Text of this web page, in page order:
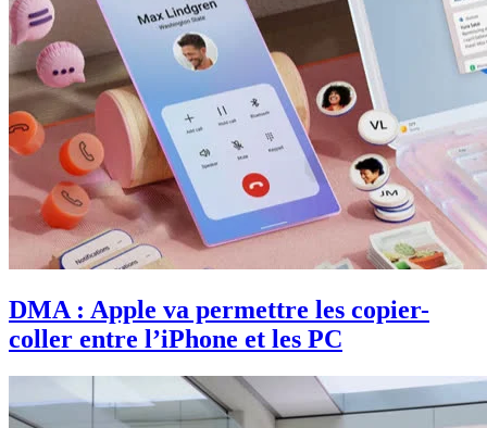
DMA : Apple va permettre les copier-
coller entre l’iPhone et les PC